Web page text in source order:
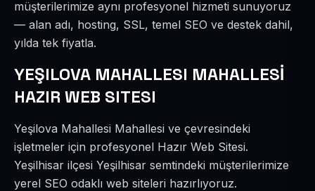
müşterilerimize aynı profesyonel hizmeti sunuyoruz
— alan adı, hosting, SSL, temel SEO ve destek dahil,
yılda tek fiyatla.
YEŞILOVA MAHALLESI MAHALLESİ
HAZIR WEB SITESI
Yeşilova Mahallesi Mahallesi ve çevresindeki
işletmeler için profesyonel Hazır Web Sitesi.
Yeşilhisar ilçesi Yeşilhisar semtindeki müşterilerimize
yerel SEO odaklı web siteleri hazırlıyoruz.